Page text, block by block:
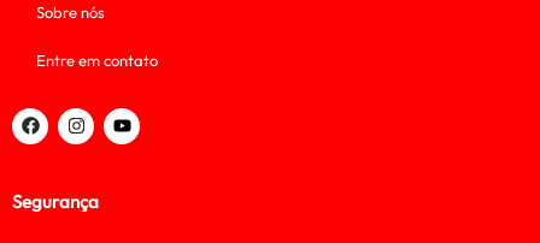
Sobre nós
Entre em contato
Segurança